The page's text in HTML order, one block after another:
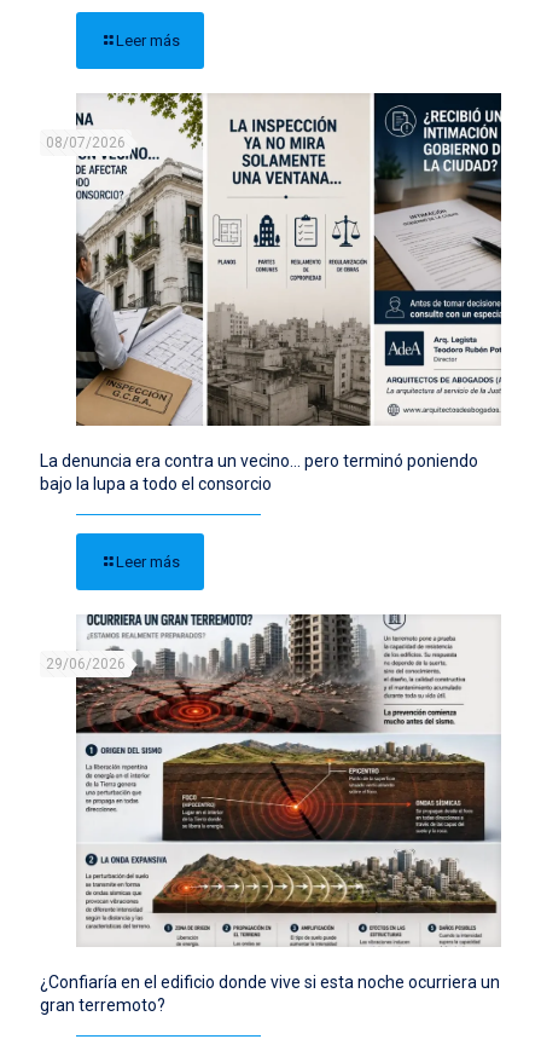
Leer más
08/07/2026
La denuncia era contra un vecino… pero terminó poniendo
bajo la lupa a todo el consorcio
Leer más
29/06/2026
¿Confiaría en el edificio donde vive si esta noche ocurriera un
gran terremoto?